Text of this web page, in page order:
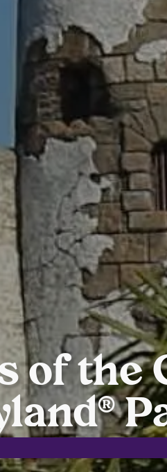
of the